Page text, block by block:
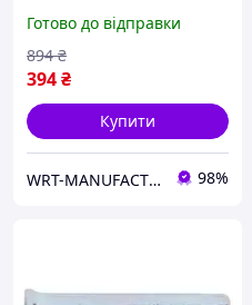
Готово до відправки
394₴
894 ₴
Купити
WRT-MANUFACTURING 98%